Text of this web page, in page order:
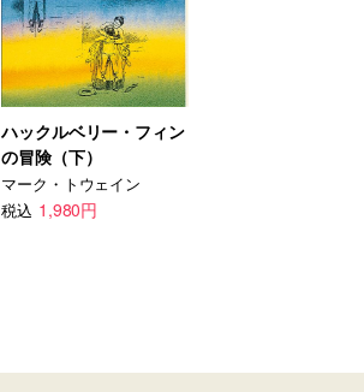
ハックルベリー・フィン
の冒険（下）
マーク・トウェイン
税込 1,980円